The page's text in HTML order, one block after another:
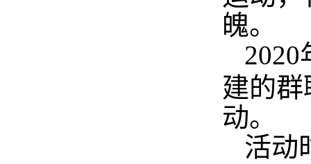
魄。
2020
建的
动。
活动